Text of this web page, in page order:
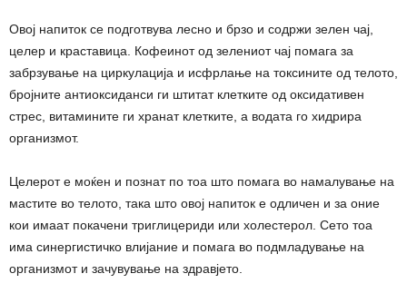
Овој напиток се подготвува лесно и брзо и содржи зелен чај,
целер и краставица. Кофеинот од зелениот чај помага за
забрзување на циркулација и исфрлање на токсините од телото,
бројните антиоксиданси ги штитат клетките од оксидативен
стрес, витамините ги хранат клетките, а водата го хидрира
организмот.
Целерот е моќен и познат по тоа што помага во намалување на
мастите во телото, така што овој напиток е одличен и за оние
кои имаат покачени триглицериди или холестерол. Сето тоа
има синергистичко влијание и помага во подмладување на
организмот и зачувување на здравјето.